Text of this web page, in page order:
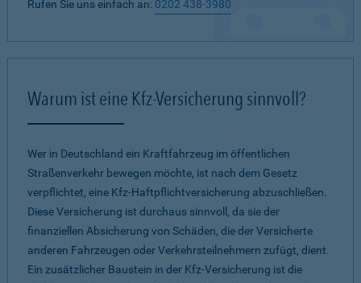
Rufen Sie uns einfach an: 0202 438-3980
Warum ist eine Kfz-Versicherung sinnvoll?
Wer in Deutschland ein Kraftfahrzeug im öffentlichen
Straßenverkehr bewegen möchte, ist nach dem Gesetz
verpflichtet, eine Kfz-Haftpflichtversicherung abzuschließen.
Diese Versicherung ist durchaus sinnvoll, da sie der
finanziellen Absicherung von Schäden, die der Versicherte
anderen Fahrzeugen oder Verkehrsteilnehmern zufügt, dient.
Ein zusätzlicher Baustein in der Kfz-Versicherung ist die